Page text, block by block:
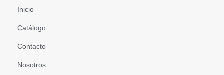
Inicio
Catálogo
Contacto
Nosotros